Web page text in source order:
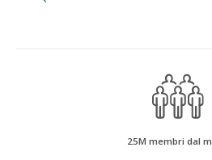
25M membri dal